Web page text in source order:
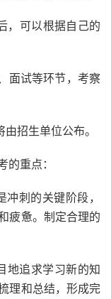
，可以根据自己的
面试等环节，考察
招生单位公布。
重点：
冲刺的关键阶段，
疲惫。制定合理的
地追求学习新的知
理和总结，形成完